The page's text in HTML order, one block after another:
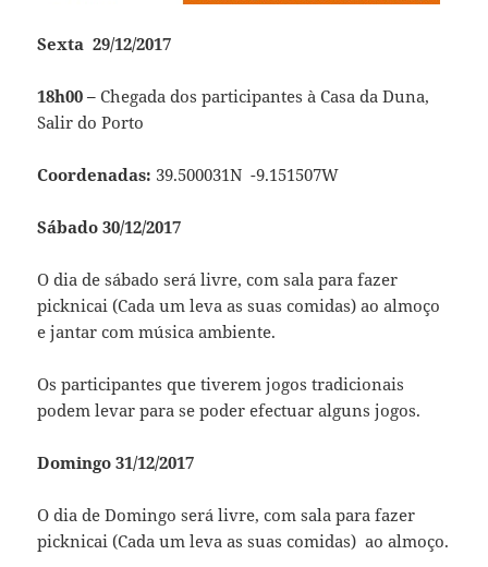
Sexta 29/12/2017
18h00 –Chegada dos participantes à Casa da Duna,
Salir do Porto
Coordenadas: 39.500031N -9.151507W
Sábado 30/12/2017
O dia de sábado será livre, com sala para fazer
picknicai (Cada um leva as suas comidas) ao almoço
e jantar com música ambiente.
Os participantes que tiverem jogos tradicionais
podem levar para se poder efectuar alguns jogos.
Domingo 31/12/2017
O dia de Domingo será livre, com sala para fazer
picknicai (Cada um leva as suas comidas) ao almoço.